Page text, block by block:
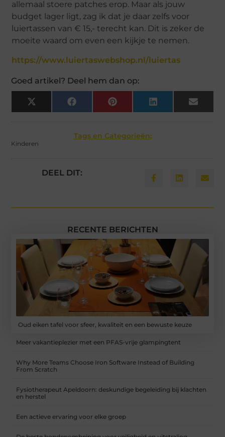
allemaal stoere patches erop. Maar als jouw
budget lager ligt, zag ik dat je daar zelfs voor
luiertassen van € 15,- terecht kan. Dit is zeker de
moeite waard om even een kijkje te nemen.
https://www.luiertaswebshop.nl/luiertas
Goed artikel? Deel hem dan op:
X
(Twitter)
Facebook Pinterest LinkedIn Email
Tags en Categorieën:
Kinderen
DEEL DIT:
RECENTE BERICHTEN
Oud eiken tafel voor sfeer, kwaliteit en een bewuste keuze
Meer vakantieplezier met een PFAS-vrije glampingtent
Why More Teams Choose Iron Software Instead of Building
From Scratch
Fysiotherapeut Apeldoorn: deskundige begeleiding bij klachten
en herstel
Een actieve ervaring voor elke groep